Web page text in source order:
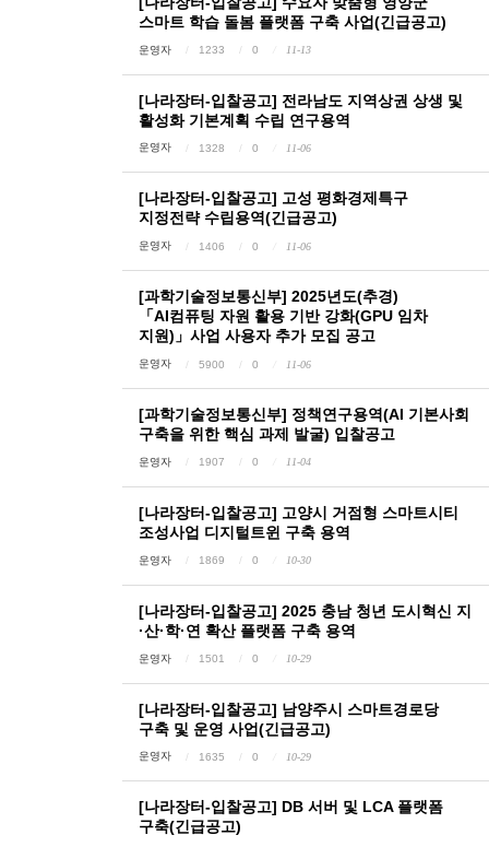
스마트 학습 돌봄 플랫폼 구축 사업(긴급공고)
운영자 1233 0 11-13
[나라장터-입찰공고] 전라남도 지역상권 상생 및
활성화 기본계획 수립 연구용역
운영자 1328 0 11-06
[나라장터-입찰공고] 고성 평화경제특구
지정전략 수립용역(긴급공고)
운영자 1406 0 11-06
[과학기술정보통신부] 2025년도(추경)
「AI컴퓨팅 자원 활용 기반 강화(GPU 임차
지원)」사업 사용자 추가 모집 공고
운영자 5900 0 11-06
[과학기술정보통신부] 정책연구용역(AI 기본사회
구축을 위한 핵심 과제 발굴) 입찰공고
운영자 1907 0 11-04
[나라장터-입찰공고] 고양시 거점형 스마트시티
조성사업 디지털트윈 구축 용역
운영자 1869 0 10-30
[나라장터-입찰공고] 2025 충남 청년 도시혁신 지
·산·학·연 확산 플랫폼 구축 용역
운영자 1501 0 10-29
[나라장터-입찰공고] 남양주시 스마트경로당
구축 및 운영 사업(긴급공고)
운영자 1635 0 10-29
[나라장터-입찰공고] DB 서버 및 LCA 플랫폼
구축(긴급공고)